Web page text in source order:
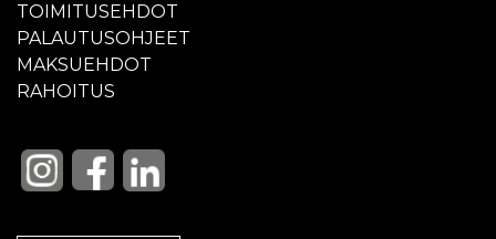
TOIMITUSEHDOT
PALAUTUSOHJEET
MAKSUEHDOT
RAHOITUS